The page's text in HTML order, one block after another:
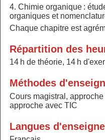
4. Chimie organique :
organiques et
Chaque chapitre est
Répartition des
14 h de théorie, 14 h
Méthodes
Cours magistral,
approche avec TIC
Langues